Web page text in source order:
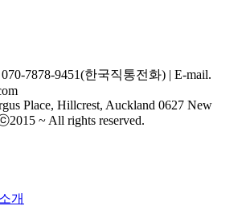
7878-9451(한국직통전화) | E-mail.
Place, Hillcrest, Auckland 0627 New
~ All rights reserved.
개